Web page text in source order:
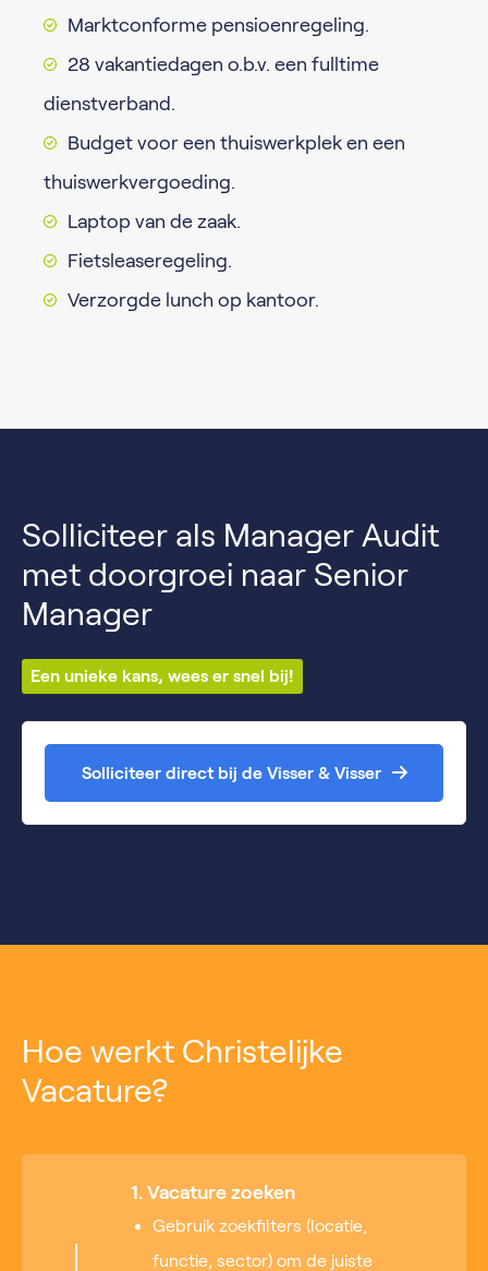
Marktconforme pensioenregeling.
28 vakantiedagen o.b.v. een fulltime
dienstverband.
Budget voor een thuiswerkplek en een
thuiswerkvergoeding.
Laptop van de zaak.
Fietsleaseregeling.
Verzorgde lunch op kantoor.
Solliciteer als Manager Audit
met doorgroei naar Senior
Manager
Een unieke kans, wees er snel bij!
Solliciteer direct bij de Visser & Visser
Hoe werkt Christelijke
Vacature?
1. Vacature zoeken
Gebruik zoekfilters (locatie,
functie, sector) om de juiste